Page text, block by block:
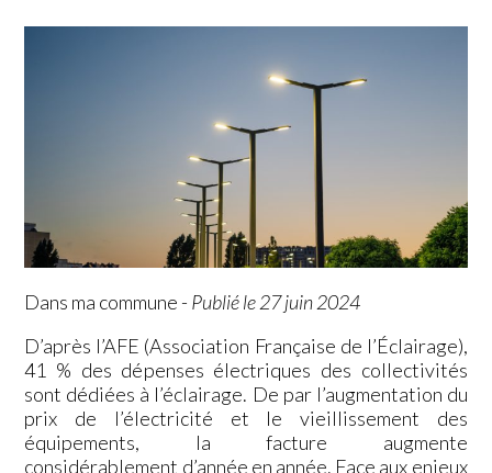
Dans ma commune - Publié le 27 juin 2024
D’après l’AFE (Association Française de l’Éclairage),
41 % des dépenses électriques des collectivités
sont dédiées à l’éclairage. De par l’augmentation du
prix de l’électricité et le vieillissement des
équipements, la facture augmente
considérablement d’année en année. Face aux enjeux